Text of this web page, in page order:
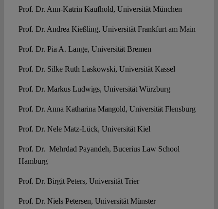
Prof. Dr. Ann-Katrin Kaufhold, Universität München
Prof. Dr. Andrea Kießling, Universität Frankfurt am Main
Prof. Dr. Pia A. Lange, Universität Bremen
Prof. Dr. Silke Ruth Laskowski, Universität Kassel
Prof. Dr. Markus Ludwigs, Universität Würzburg
Prof. Dr. Anna Katharina Mangold, Universität Flensburg
Prof. Dr. Nele Matz-Lück, Universität Kiel
Prof. Dr. Mehrdad Payandeh, Bucerius Law School
Hamburg
Prof. Dr. Birgit Peters, Universität Trier
Prof. Dr. Niels Petersen, Universität Münster